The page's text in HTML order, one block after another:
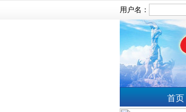
用户名：
文章搜索：
首页